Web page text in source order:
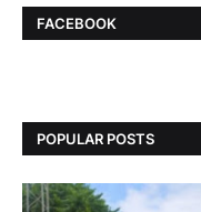
FACEBOOK
POPULAR POSTS